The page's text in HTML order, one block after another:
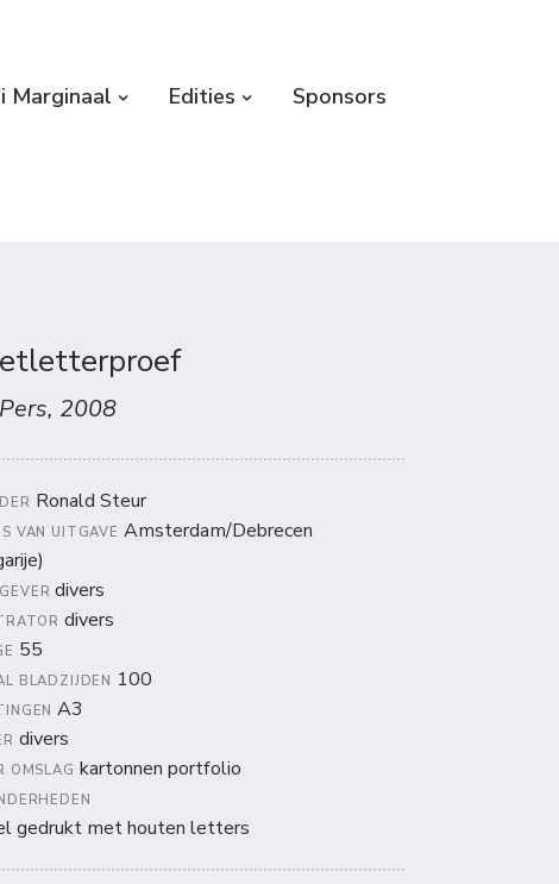
Marginaal Edities Sponsors
2008
Ronald Steur
VAN UITGAVE Amsterdam/Debrecen
divers
divers
55
BLADZIJDEN 100
A3
divers
OMSLAG kartonnen portfolio
gedrukt met houten letters